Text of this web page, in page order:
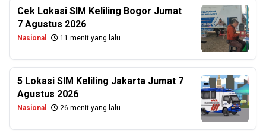
Cek Lokasi SIM Keliling Bogor Jumat
7 Agustus 2026
Nasional 11 menit yang lalu
5 Lokasi SIM Keliling Jakarta Jumat 7
Agustus 2026
Nasional 26 menit yang lalu